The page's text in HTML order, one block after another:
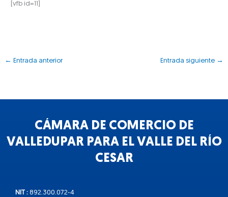
[vfb id=11]
← Entrada anterior Entrada siguiente →
CÁMARA DE COMERCIO DE
VALLEDUPAR PARA EL VALLE DEL RÍO
CESAR
NIT : 892.300.072-4